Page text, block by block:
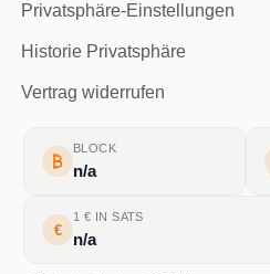
Privatsphäre-Einstellungen
Historie Privatsphäre
Vertrag widerrufen
BLOCK
n/a
€
1 € IN SATS
n/a